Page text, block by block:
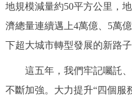
地規模減量約50平方公里，
濟總量連續邁上4萬億、5萬
下超大城市轉型發展的新路
這五年，我們牢記囑託、
不斷加強。大力提升“四個服